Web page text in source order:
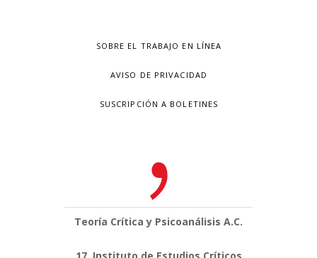
SOBRE EL TRABAJO EN LÍNEA
AVISO DE PRIVACIDAD
SUSCRIPCIÓN A BOLETINES
Teoría Crítica y Psicoanálisis A.C.
17, Instituto de Estudios Críticos